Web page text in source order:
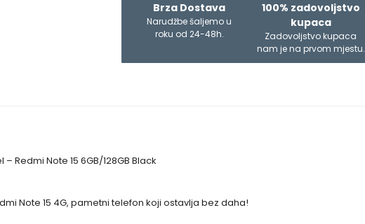
Brza Dostava
Narudžbe šaljemo u
roku od 24-48h.
100% zadovoljstvo
kupaca
Zadovoljstvo kupaca
nam je na prvom mjestu.
Redmi Note 15 6GB/128GB Black
Note 15 4G, pametni telefon koji ostavlja bez daha!